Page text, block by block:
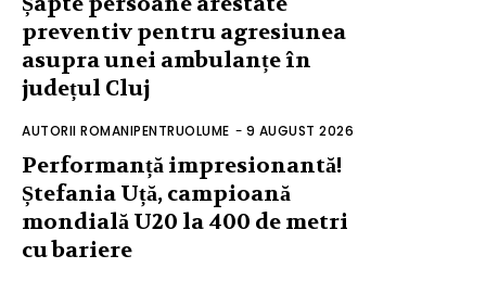
preventiv pentru agresiunea
asupra unei ambulanțe în
județul Cluj
AUTORII ROMANIPENTRUOLUME - 9 AUGUST 2026
Performanță impresionantă!
Ștefania Uță, campioană
mondială U20 la 400 de metri
cu bariere